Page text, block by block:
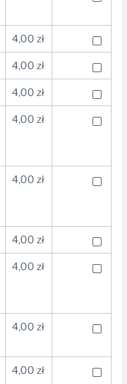
4,00 zł
4,00 zł
4,00 zł
4,00 zł
4,00 zł
4,00 zł
4,00 zł
4,00 zł
4,00 zł